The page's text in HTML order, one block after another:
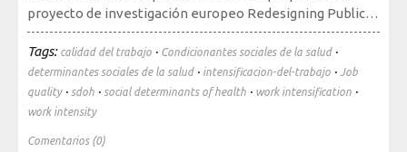
Blogs
Blog: Organización, Trabajo y Salud
Blog: Sociedad, Innovación y Salud
Blog: Internacional, Sectores y Salud
proyecto de investigación europeo Redesigning Public…
Tags: calidad del trabajo · Condicionantes sociales de la salud·
determinantes sociales de la salud· intensificacion-del-trabajo · Job
quality· sdoh · social determinants of health · work intensification ·
work intensity
Comentarios (0)